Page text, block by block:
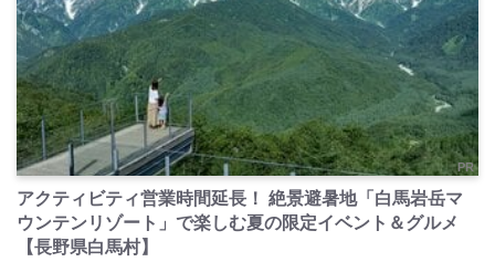
PR
アクティビティ営業時間延長！ 絶景避暑地「白馬岩岳マ
ウンテンリゾート」で楽しむ夏の限定イベント＆グルメ
【長野県白馬村】